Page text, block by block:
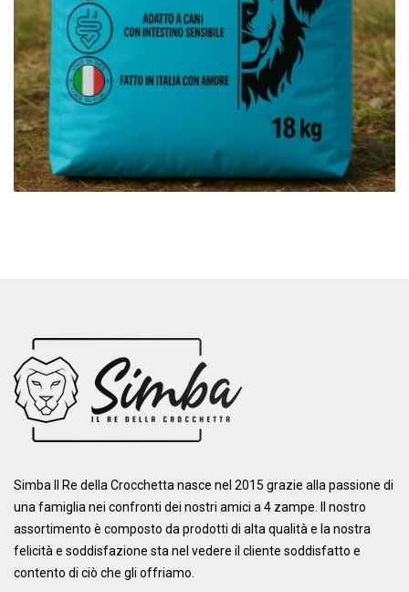
Simba Il Re della Crocchetta nasce nel 2015 grazie alla passione di
una famiglia nei confronti dei nostri amici a 4 zampe. ​Il nostro
assortimento è composto da prodotti di alta qualità e la nostra
felicità e soddisfazione sta nel vedere il cliente soddisfatto e
contento di ciò che gli offriamo.